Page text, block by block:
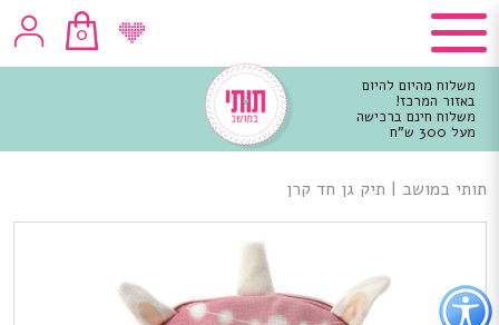
כפתור
לפתיחת
0
משלוח מהיום להיום
באזור המרכז!
משלוח חינם ברכישה
מעל 300 ש"ח
מרכזי
תותי במושב | תיק גן חד קרן